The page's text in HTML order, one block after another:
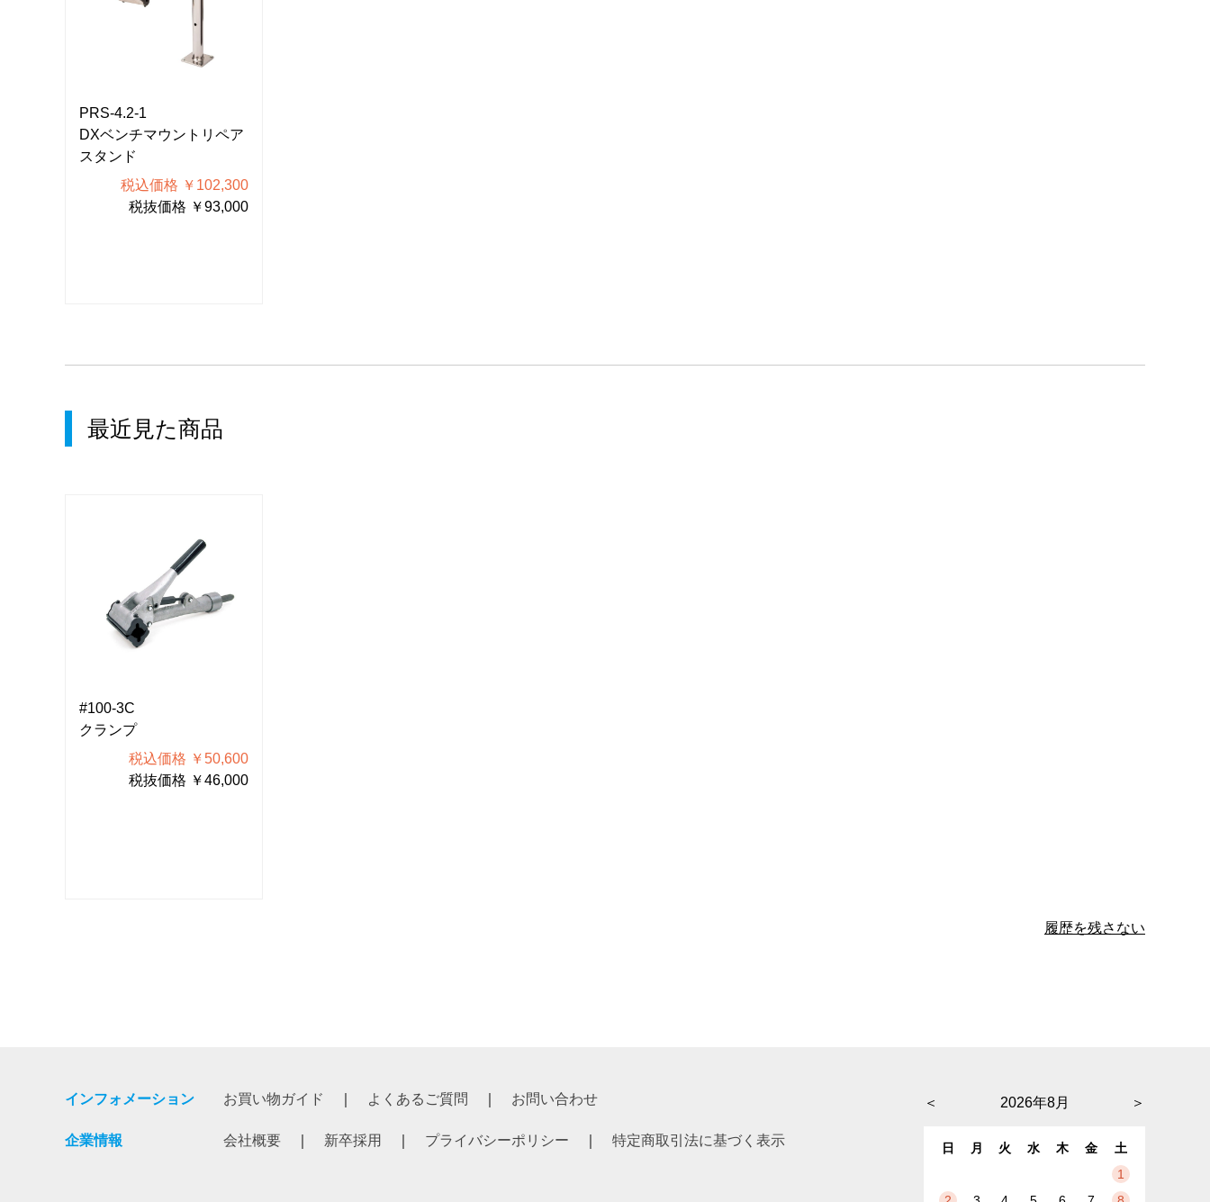
PRS-4.2-1
DXベンチマウントリペア
スタンド
税込価格 ￥102,300
税抜価格 ￥93,000
最近見た商品
#100-3C
クランプ
税込価格 ￥50,600
税抜価格 ￥46,000
履歴を残さない
インフォメーション お買い物ガイド よくあるご質問 お問い合わせ
企業情報 会社概要 新卒採用 プライバシーポリシー 特定商取引法に基づく表示
＜ ＞
2026年8月
日 月 火 水 木 金
土
1